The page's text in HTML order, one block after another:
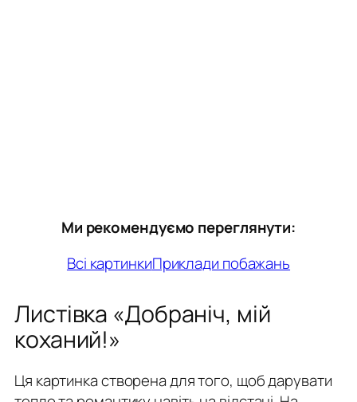
Ми рекомендуємо переглянути:
Всі картинкиПриклади побажань
Листівка «Добраніч, мій
коханий!»
Ця картинка створена для того, щоб дарувати